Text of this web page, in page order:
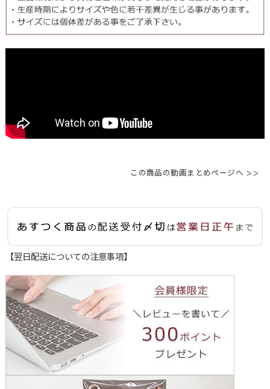
この商品の動画まとめページへ
【翌日配送についての注意事項】